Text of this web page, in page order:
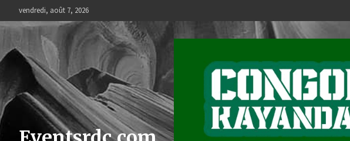
to
content
vendredi, août 7, 2026